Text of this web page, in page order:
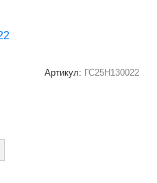
Артикул: ГС25Н130022